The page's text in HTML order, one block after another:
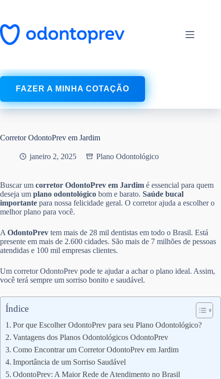
conteúdo
FAZER A MINHA COTAÇÃO
Corretor OdontoPrev em Jardim
janeiro 2, 2025 Plano Odontológico
Buscar um corretor OdontoPrev em Jardim é essencial para quem
deseja um plano odontológico bom e barato. Saúde bucal
importante para nossa felicidade geral. O corretor ajuda a escolher o
melhor plano para você.
A OdontoPrev tem mais de 28 mil dentistas em todo o Brasil. Está
presente em mais de 2.600 cidades. São mais de 7 milhões de pessoas
atendidas e 100 mil empresas clientes.
Um corretor OdontoPrev pode te ajudar a achar o plano ideal. Assim,
você terá sempre um sorriso bonito e saudável.
Índice
Por que Escolher OdontoPrev para seu Plano Odontológico?
Vantagens dos Planos Odontológicos OdontoPrev
Como Encontrar um Corretor OdontoPrev em Jardim
Importância de um Sorriso Saudável
OdontoPrev: A Maior Rede de Atendimento no Brasil